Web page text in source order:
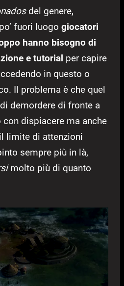
del genere,
fuori luogo giocatori
hanno bisogno di
e tutorial per capire
in questo o
Il problema è che quel
demordere di fronte a
dispiacere ma anche
limite di attenzioni
sempre più in là,
molto più di quanto